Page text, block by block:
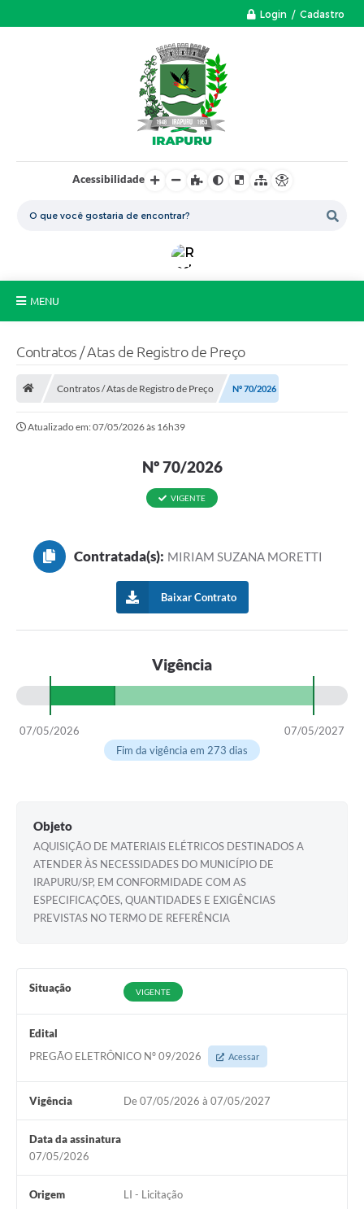
Login / Cadastro
Acessibilidade
MENU
Legislação
Ouvidoria
Notícias
Projetos
Contas Públicas
A Prefeitura
Jornal
Agenda
Diário Oficial
Contratos / Atas de Registro de Preço
Contratos / Atas de Registro de Preço Nº 70/2026
Atualizado em: 07/05/2026 às 16h39
Nº 70/2026
VIGENTE
Contratada(s): MIRIAM SUZANA MORETTI
Baixar Contrato
Vigência
07/05/2026
07/05/2027
Fim da vigência em 273 dias
Objeto
AQUISIÇÃO DE MATERIAIS ELÉTRICOS DESTINADOS A
ATENDER ÀS NECESSIDADES DO MUNICÍPIO DE
IRAPURU/SP, EM CONFORMIDADE COM AS
ESPECIFICAÇÕES, QUANTIDADES E EXIGÊNCIAS
PREVISTAS NO TERMO DE REFERÊNCIA
Situação VIGENTE
Edital
PREGÃO ELETRÔNICO Nº 09/2026
Acessar
Vigência De 07/05/2026 à 07/05/2027
Data da assinatura
07/05/2026
Origem LI - Licitação